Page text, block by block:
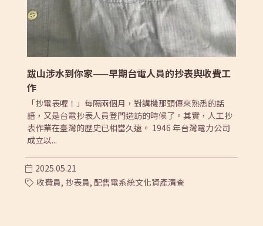
跋山涉水到你家——早期台電人員的抄表與收費工
作
「抄電表喔！」每隔兩個月，對講機那頭傳來熟悉的話
語，又是台電抄表人員登門造訪的時候了。其實，人工抄
表作業在臺灣的歷史已相當久遠。 1946 年台灣電力公司
成立以...
2025.05.21
收費員, 抄表員, 配售電系統文化資產清查